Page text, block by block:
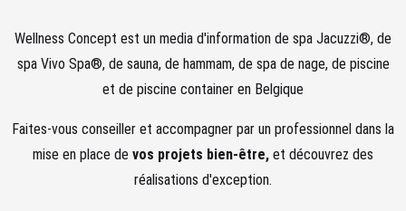
Wellness Concept est un media d'information de spa Jacuzzi®, de
spa Vivo Spa®, de sauna, de hammam, de spa de nage, de piscine
et de piscine container en Belgique
Faites-vous conseiller et accompagner par un professionnel dans la
mise en place de vos projets bien-être, et découvrez des
réalisations d'exception.